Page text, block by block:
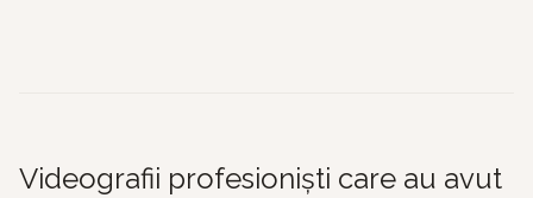
Videografii profesioniști care au avut